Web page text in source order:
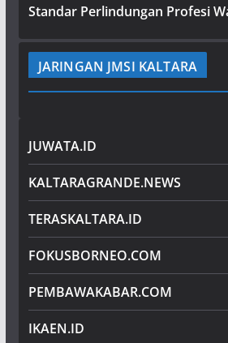
Standar Perlindungan Profesi
JARINGAN JMSI KALTARA
JUWATA.ID
KALTARAGRANDE.NEWS
TERASKALTARA.ID
FOKUSBORNEO.COM
PEMBAWAKABAR.COM
IKAEN.ID